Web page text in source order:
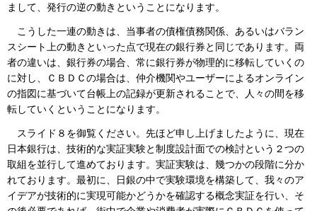
まして、発行の逆の動きということになります。
こうした一連の動きは、当事者の債権債務関係、あるいはバラン
スシート上の動きといった点で現在の銀行券と同じであります。両
者の違いは、銀行券の場合、常に銀行券が物理的に移転していくの
に対し、ＣＢＤＣの場合は、仲介機関やユーザーによるオンライン
の指図に基づいて台帳上の記録が更新されることで、人々の間を移
転していくということになります。
スライド８を御覧ください。先ほど申し上げましたように、現在
日本銀行は、技術的な実証実験と制度設計面での検討という２つの
取組を並行して進めております。実証実験は、幾つかの段階に分か
れております。最初に、日銀の中で実験環境を構築して、我々のア
イデアが技術的に実現可能かどうかを確認する概念実証を行い、そ